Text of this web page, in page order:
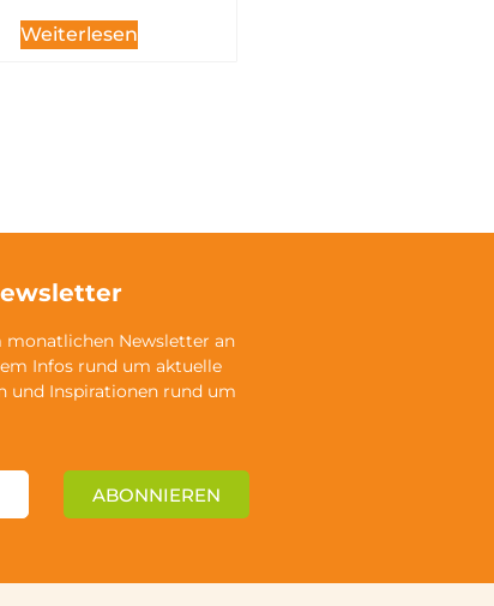
Weiterlesen
monatlichen Newsletter an
Infos rund um aktuelle
und Inspirationen rund um
ABONNIEREN